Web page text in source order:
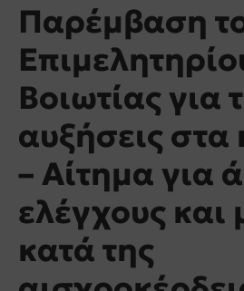
Παρέμβαση
Βοιωτίας για
αυξήσεις στα
– Αίτημα για
ελέγχους και
κατά της